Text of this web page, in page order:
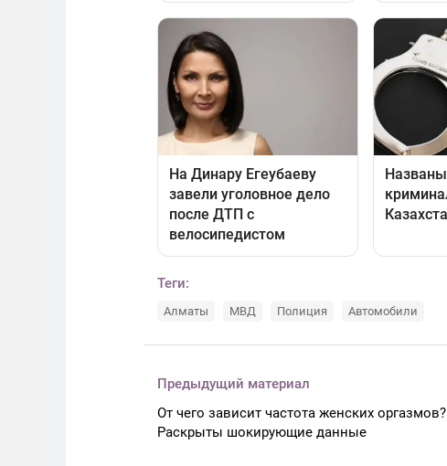
Теги:
Алматы МВД Полиция Автомобили
Предыдущий материал
От чего зависит частота женских оргазмов?
Раскрыты шокирующие данные